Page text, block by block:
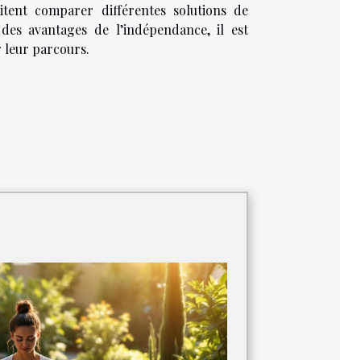
comparer différentes solutions de
avantages de l’indépendance, il est
leur parcours.